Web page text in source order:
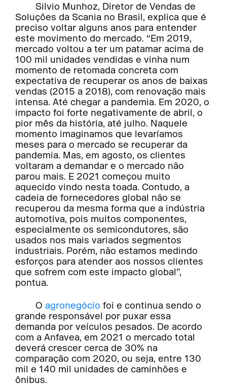
Silvio Munhoz, Diretor de Vendas de
Soluções da Scania no Brasil, explica que é
preciso voltar alguns anos para entender
este movimento do mercado. “Em 2019,
mercado voltou a ter um patamar acima de
100 mil unidades vendidas e vinha num
momento de retomada concreta com
expectativa de recuperar os anos de baixas
vendas (2015 a 2018), com renovação mais
intensa. Até chegar a pandemia. Em 2020, o
impacto foi forte negativamente de abril, o
pior mês da história, até julho. Naquele
momento imaginamos que levaríamos
meses para o mercado se recuperar da
pandemia. Mas, em agosto, os clientes
voltaram a demandar e o mercado não
parou mais. E 2021 começou muito
aquecido vindo nesta toada. Contudo, a
cadeia de fornecedores global não se
recuperou da mesma forma que a indústria
automotiva, pois muitos componentes,
especialmente os semicondutores, são
usados nos mais variados segmentos
industriais. Porém, não estamos medindo
esforços para atender aos nossos clientes
que sofrem com este impacto global”,
pontua.
O agronegóciofoi e continua sendo o
grande responsável por puxar essa
demanda por veículos pesados. De acordo
com a Anfavea, em 2021 o mercado total
deverá crescer cerca de 30% na
comparação com 2020, ou seja, entre 130
mil e 140 mil unidades de caminhões e
ônibus.